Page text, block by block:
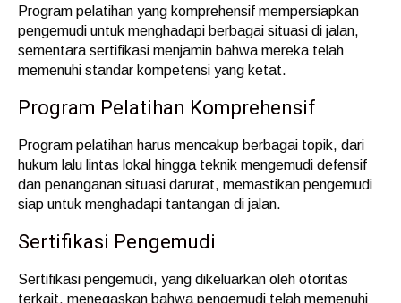
Program pelatihan yang komprehensif mempersiapkan
pengemudi untuk menghadapi berbagai situasi di jalan,
sementara sertifikasi menjamin bahwa mereka telah
memenuhi standar kompetensi yang ketat.
Program Pelatihan Komprehensif
Program pelatihan harus mencakup berbagai topik, dari
hukum lalu lintas lokal hingga teknik mengemudi defensif
dan penanganan situasi darurat, memastikan pengemudi
siap untuk menghadapi tantangan di jalan.
Sertifikasi Pengemudi
Sertifikasi pengemudi, yang dikeluarkan oleh otoritas
terkait, menegaskan bahwa pengemudi telah memenuhi